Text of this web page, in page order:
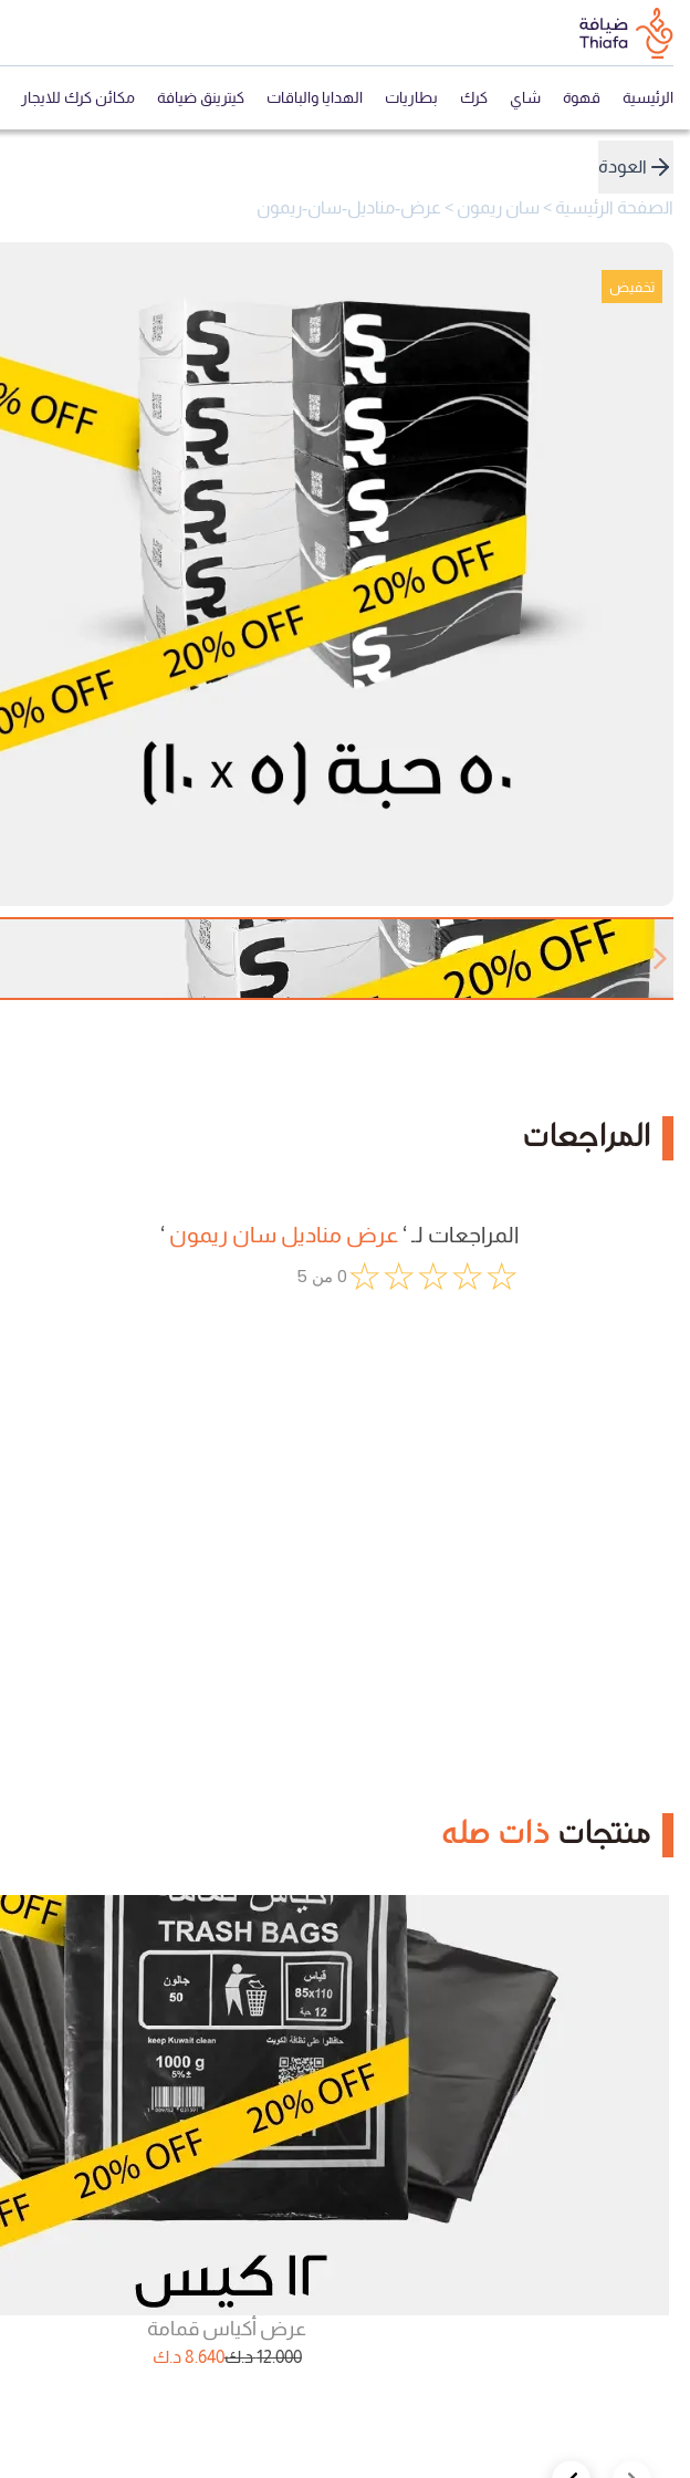
الرئيسية قهوة شاي كرك بطاريات الهدايا والباقات كيترينق ضيافة مكائن كرك للايجار
العودة
الصفحة الرئيسية > سان ريمون > عرض-مناديل-سان-ريمون
تخفيض
Next slide
المراجعات
المراجعات لـ ‘ عرض مناديل سان ريمون ‘
☆
☆
☆
☆
☆
0 من
منتجات ذات صله
عرض أكياس قمامة
12.000د.ك8.640 د.ك